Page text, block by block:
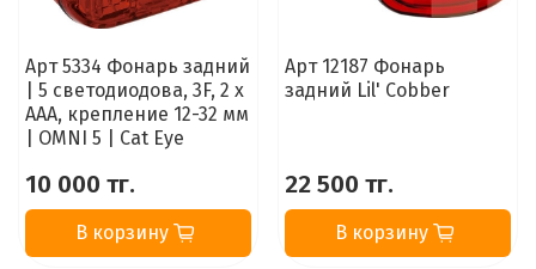
Арт 5334 Фонарь задний
| 5 светодиодова, 3F, 2 x
AAA, крепление 12-32 мм
| OMNI 5 | Cat Eye
10 000 тг.
В корзину
Арт 12187 Фонарь
задний Lil' Cobber
22 500 тг.
В корзину